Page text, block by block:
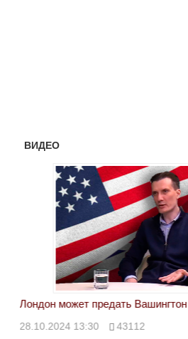
ВИДЕО
Лондон может предать Вашингтон
28.10.2024 13:30 43112